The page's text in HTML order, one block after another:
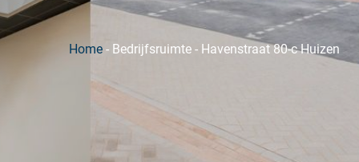
Home - Bedrijfsruimte - Havenstraat 80-c Huizen